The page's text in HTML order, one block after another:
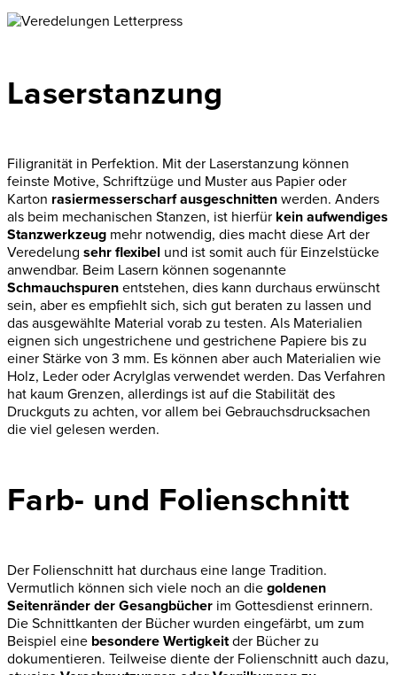
Laserstanzung
Filigranität in Perfektion. Mit der Laserstanzung können
feinste Motive, Schriftzüge und Muster aus Papier oder
Karton rasiermesserscharf ausgeschnitten werden. Anders
als beim mechanischen Stanzen, ist hierfür kein aufwendiges
Stanzwerkzeug mehr notwendig, dies macht diese Art der
Veredelung sehr flexibel und ist somit auch für Einzelstücke
anwendbar. Beim Lasern können sogenannte
Schmauchspuren entstehen, dies kann durchaus erwünscht
sein, aber es empfiehlt sich, sich gut beraten zu lassen und
das ausgewählte Material vorab zu testen. Als Materialien
eignen sich ungestrichene und gestrichene Papiere bis zu
einer Stärke von 3 mm. Es können aber auch Materialien wie
Holz, Leder oder Acrylglas verwendet werden. Das Verfahren
hat kaum Grenzen, allerdings ist auf die Stabilität des
Druckguts zu achten, vor allem bei Gebrauchsdrucksachen
die viel gelesen werden.
Farb- und Folienschnitt
Der Folienschnitt hat durchaus eine lange Tradition.
Vermutlich können sich viele noch an die goldenen
Seitenränder der Gesangbücher im Gottesdienst erinnern.
Die Schnittkanten der Bücher wurden eingefärbt, um zum
Beispiel eine besondere Wertigkeitder Bücher zu
dokumentieren. Teilweise diente der Folienschnitt auch dazu,